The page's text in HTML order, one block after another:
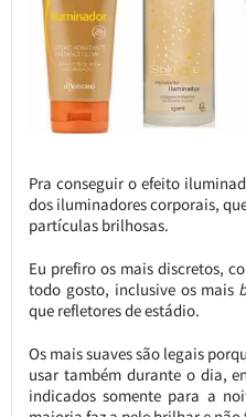
Pra conseguir o efeito
dos iluminadores corporais,
partículas brilhosas.
Eu prefiro os mais discretos,
todo gosto, inclusive os mais
que refletores de estádio.
Os mais suaves são legais
usar também durante o dia,
indicados somente para a